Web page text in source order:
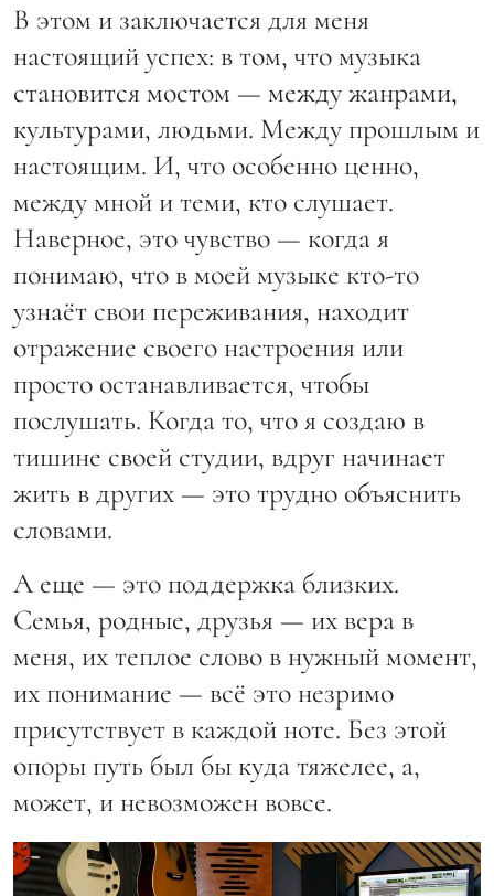
В этом и заключается для меня
настоящий успех: в том, что музыка
становится мостом — между жанрами,
культурами, людьми. Между прошлым и
настоящим. И, что особенно ценно,
между мной и теми, кто слушает.
Наверное, это чувство — когда я
понимаю, что в моей музыке кто-то
узнаёт свои переживания, находит
отражение своего настроения или
просто останавливается, чтобы
послушать. Когда то, что я создаю в
тишине своей студии, вдруг начинает
жить в других — это трудно объяснить
словами.
А еще — это поддержка близких.
Семья, родные, друзья — их вера в
меня, их теплое слово в нужный момент,
их понимание — всё это незримо
присутствует в каждой ноте. Без этой
опоры путь был бы куда тяжелее, а,
может, и невозможен вовсе.